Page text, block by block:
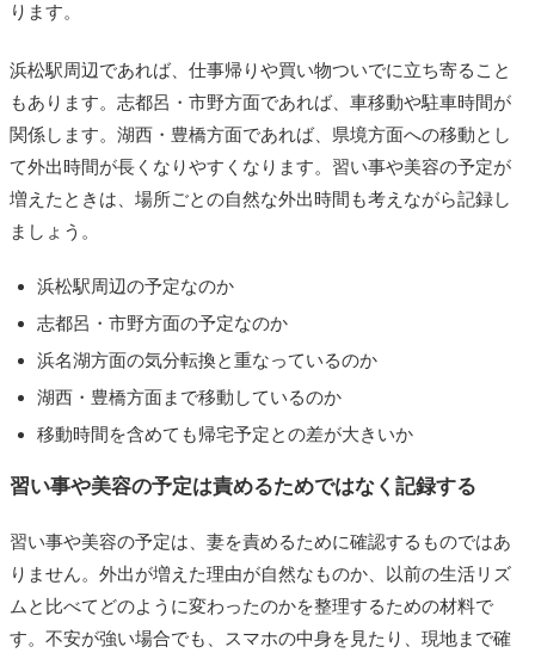
ります。
浜松駅周辺であれば、仕事帰りや買い物ついでに立ち寄ること
もあります。志都呂・市野方面であれば、車移動や駐車時間が
関係します。湖西・豊橋方面であれば、県境方面への移動とし
て外出時間が長くなりやすくなります。習い事や美容の予定が
増えたときは、場所ごとの自然な外出時間も考えながら記録し
ましょう。
浜松駅周辺の予定なのか
志都呂・市野方面の予定なのか
浜名湖方面の気分転換と重なっているのか
湖西・豊橋方面まで移動しているのか
移動時間を含めても帰宅予定との差が大きいか
習い事や美容の予定は責めるためではなく記録する
習い事や美容の予定は、妻を責めるために確認するものではあ
りません。外出が増えた理由が自然なものか、以前の生活リズ
ムと比べてどのように変わったのかを整理するための材料で
す。不安が強い場合でも、スマホの中身を見たり、現地まで確